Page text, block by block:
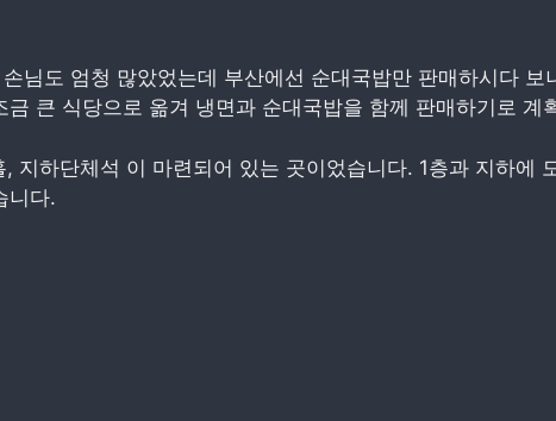
님도 엄청 많았었는데 부산에선 순대국밥만 판매하시다 보
큰 식당으로 옮겨 냉면과 순대국밥을 함께 판매하기로 계
지하단체석 이 마련되어 있는 곳이었습니다. 1층과 지하에
니다.